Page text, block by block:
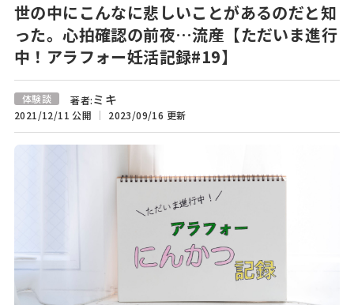
世の中にこんなに悲しいことがあるのだと知
った。心拍確認の前夜…流産【ただいま進行
中！アラフォー妊活記録#19】
体験談 著者:ミキ
2021/12/11 公開 2023/09/16 更新